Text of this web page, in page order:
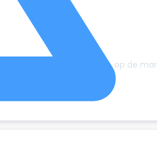
dat er extra campers op de